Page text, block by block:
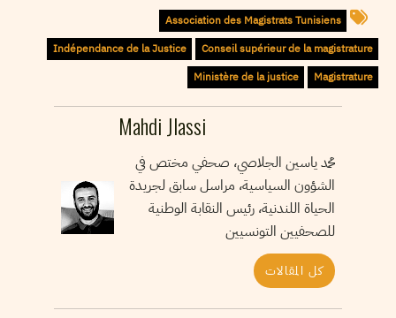
Association des Magistrats Tunisiens
Conseil supérieur de la magistrature
Indépendance de la Justice
Magistrature
Ministère de la justice
Mahdi Jlassi
محمد ياسين الجلاصي، صحفي مختص في
الشؤون السياسية، مراسل سابق لجريدة
الحياة اللندنية، رئيس النقابة الوطنية
للصحفيين التونسيين
كل المقالات